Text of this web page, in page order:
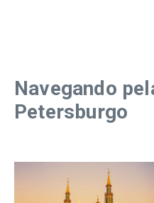
Navegando
Petersburgo